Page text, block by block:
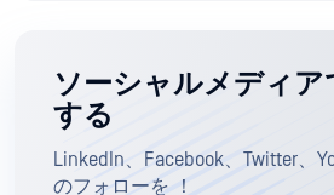
ソーシャルメディア
する
LinkedIn、Facebook、Twitter、
のフォローを ！